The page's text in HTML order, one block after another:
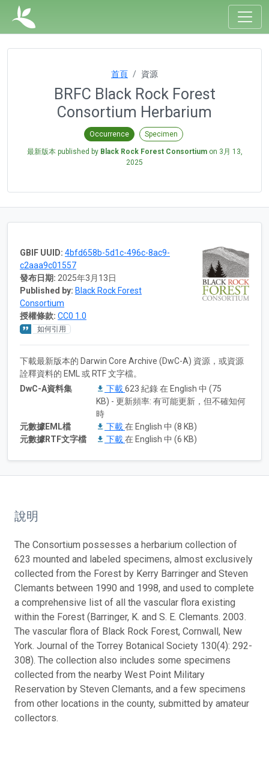
首頁 資源
BRFC Black Rock Forest
Consortium Herbarium
Occurrence Specimen
最新版本 published by Black Rock Forest Consortiumon 3月 13,
2025
GBIF UUID: 4bfd658b-5d1c-496c-8ac9-
c2aaa9c01557
發布日期: 2025年3月13日
Published by: Black Rock Forest
Consortium
授權條款: CC0 1.0
如何引用
下載最新版本的 Darwin Core Archive (DwC-A) 資源，或資源
詮釋資料的 EML 或 RTF 文字檔。
DwC-A資料集
下載623 紀錄 在 English 中 (75
KB) - 更新頻率: 有可能更新，但不確知何
時
元數據EML檔
下載在 English 中 (8 KB)
元數據RTF文字檔
下載在 English 中 (6 KB)
說明
The Consortium possesses a herbarium collection of
623 mounted and labeled specimens, almost exclusively
collected from the Forest by Kerry Barringer and Steven
Clemants between 1990 and 1998, and used to complete
a comprehensive list of all the vascular flora existing
within the Forest (Barringer, K. and S. E. Clemants. 2003.
The vascular flora of Black Rock Forest, Cornwall, New
York. Journal of the Torrey Botanical Society 130(4): 292-
308). The collection also includes some specimens
collected from the nearby West Point Military
Reservation by Steven Clemants, and a few specimens
from other locations in the county, submitted by amateur
collectors.